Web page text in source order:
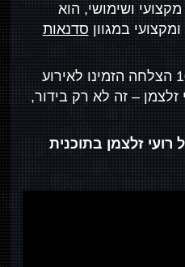
ושימושי, הוא
במגוון סדנאות
לחוויה בלתי נשכחת ו-100% הצלחה הזמינו לאירוע
– זה לא רק בידור,
זלצמן בתוכנית